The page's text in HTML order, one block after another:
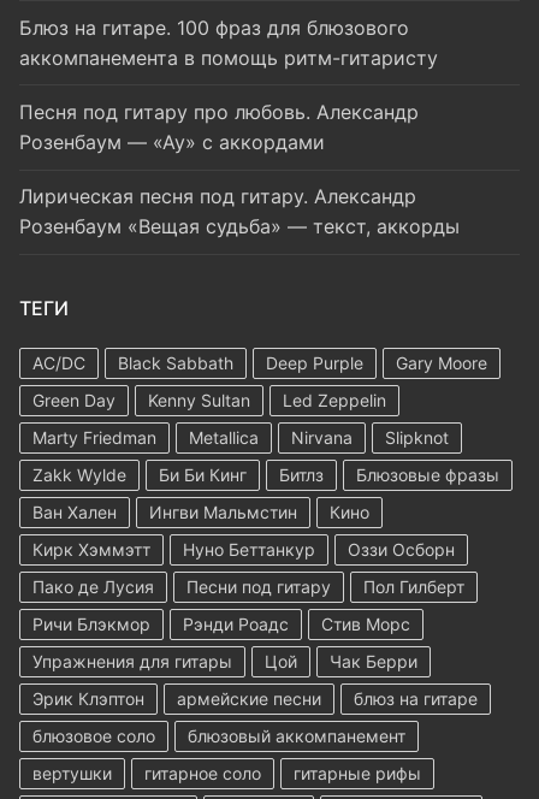
Блюз на гитаре. 100 фраз для блюзового
аккомпанемента в помощь ритм-гитаристу
Песня под гитару про любовь. Александр
Розенбаум — «Ау» с аккордами
Лирическая песня под гитару. Александр
Розенбаум «Вещая судьба» — текст, аккорды
ТЕГИ
AC/DC Black Sabbath Deep Purple
Gary Moore
Green Day
Kenny Sultan
Led Zeppelin
Marty Friedman
Metallica Nirvana
Slipknot
Zakk Wylde
Би Би Кинг Битлз
Блюзовые фразы
Ван Хален
Ингви Мальмстин
Кино
Кирк Хэммэтт
Нуно Беттанкур
Оззи Осборн
Пако де Лусия
Песни под гитару
Пол Гилберт
Ричи Блэкмор
Рэнди Роадс
Стив Морс
Упражнения для гитары
Цой
Чак Берри
Эрик Клэптон
армейские песни
блюз на гитаре
блюзовое соло
блюзовый аккомпанемент
вертушки
гитарное соло гитарные рифы